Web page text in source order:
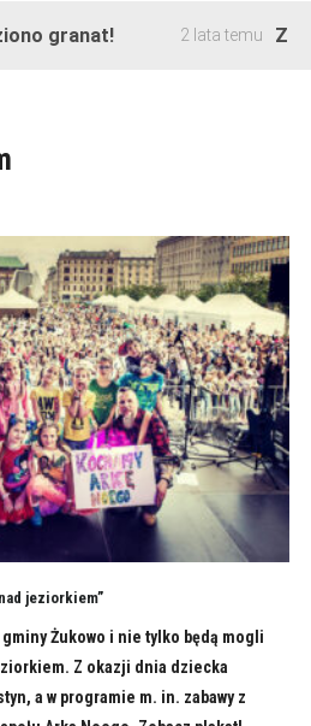
granat! 2 lata temu
jeziorkiem”
Żukowo i nie tylko będą mogli
Z okazji dnia dziecka
a w programie m. in. zabawy z